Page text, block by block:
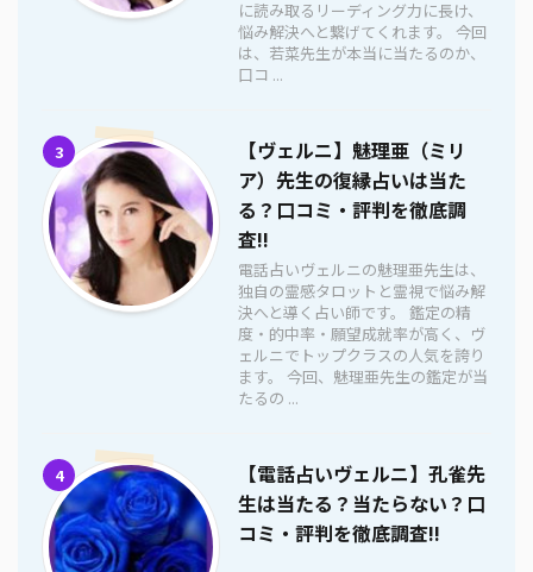
に読み取るリーディング力に長け、
悩み解決へと繋げてくれます。 今回
は、若菜先生が本当に当たるのか、
口コ ...
3
【ヴェルニ】魅理亜（ミリ
ア）先生の復縁占いは当た
る？口コミ・評判を徹底調
査!!
電話占いヴェルニの魅理亜先生は、
独自の霊感タロットと霊視で悩み解
決へと導く占い師です。 鑑定の精
度・的中率・願望成就率が高く、ヴ
ェルニでトップクラスの人気を誇り
ます。 今回、魅理亜先生の鑑定が当
たるの ...
4
【電話占いヴェルニ】孔雀先
生は当たる？当たらない？口
コミ・評判を徹底調査!!